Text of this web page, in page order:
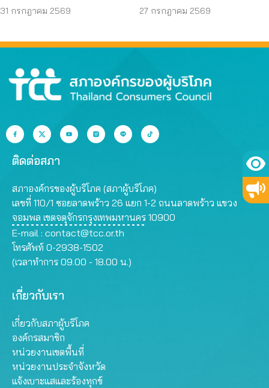
ต่อเด็กบนเมสเซนเจอร์
31 กรกฎาคม 2569
70 ลดค่าครองชีพ
27 กรกฎาคม 2569
ติดต่อสภา
สภาองค์กรของผู้บริโภค (สภาผู้บริโภค)
เลขที่ 110/1 ซอยลาดพร้าว 26 แยก 1-2 ถนนลาดพร้าว แขวง
จอมพล เขตจตุจักรกรุงเทพมหานคร 10900
E-mail : contact@tcc.or.th
โทรศัพท์ 0-2938-1502
(เวลาทำการ 09.00 - 18.00 น.)
เกี่ยวกับเรา
เกี่ยวกับสภาผู้บริโภค
องค์กรสมาชิก
หน่วยงานเขตพื้นที่
หน่วยงานประจำจังหวัด
แจ้งเบาะแสและร้องทุกข์